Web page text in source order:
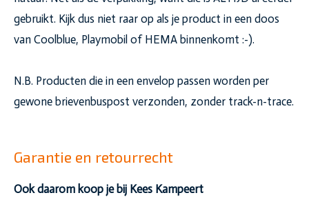
gebruikt. Kijk dus niet raar op als je product in een doos
van Coolblue, Playmobil of HEMA binnenkomt :-).
N.B. Producten die in een envelop passen worden per
gewone brievenbuspost verzonden, zonder track-n-trace.
Garantie en retourrecht
Ook daarom koop je bij Kees Kampeert